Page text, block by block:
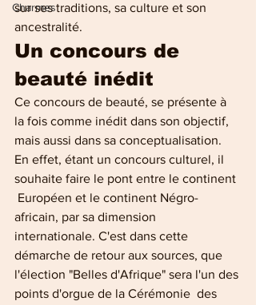
Charmes
sur ses traditions, sa culture et son
ancestralité.
Un concours de
beauté inédit
Ce concours de beauté, se présente à
la fois comme inédit dans son objectif,
mais aussi dans sa conceptualisation.
En effet, étant un concours culturel, il
souhaite faire le pont entre le continent
Européen et le continent Négro-
africain, par sa dimension
internationale. C'est dans cette
démarche de retour aux sources, que
l'élection "Belles d'Afrique" sera l'un des
points d'orgue de la Cérémonie  des